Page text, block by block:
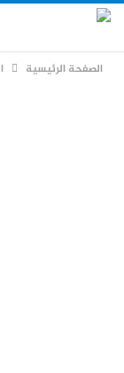
الصفحة الرئيسية